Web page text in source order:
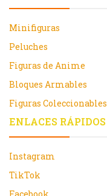
Minifiguras
Peluches
Figuras de Anime
Bloques Armables
Figuras Coleccionables
ENLACES RÁPIDOS
Instagram
TikTok